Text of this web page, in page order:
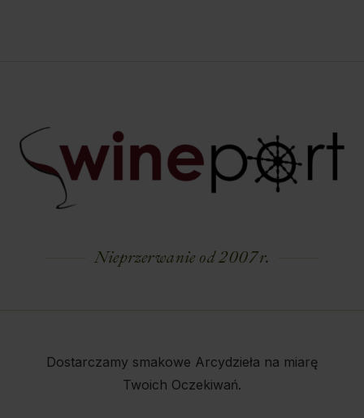
Nieprzerwanie od 2007 r.
Dostarczamy smakowe Arcydzieła na miarę
Twoich Oczekiwań.